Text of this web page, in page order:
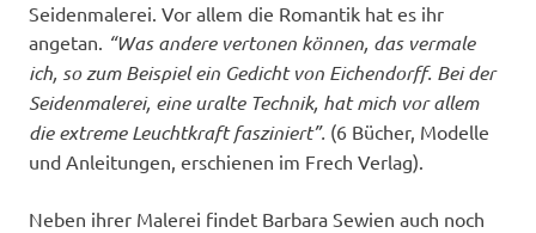
Seidenmalerei. Vor allem die Romantik hat es ihr
angetan. “Was andere vertonen können, das vermale
ich, so zum Beispiel ein Gedicht von Eichendorff. Bei der
Seidenmalerei, eine uralte Technik, hat mich vor allem
die extreme Leuchtkraft fasziniert”. (6 Bücher, Modelle
und Anleitungen, erschienen im Frech Verlag).
Neben ihrer Malerei findet Barbara Sewien auch noch